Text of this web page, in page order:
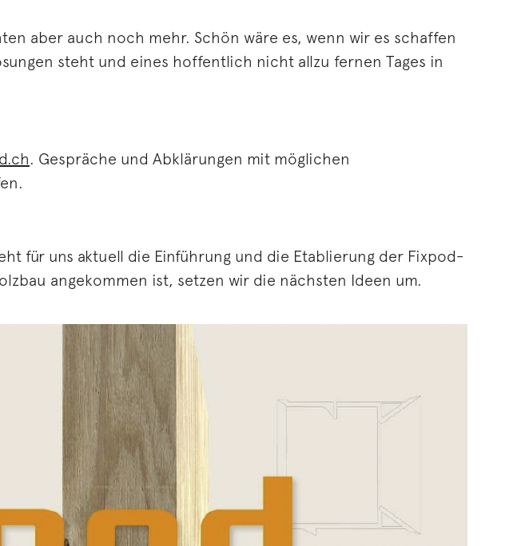
aber auch noch mehr. Schön wäre es, wenn wir es schaffen
steht und eines hoffentlich nicht allzu fernen Tages in
. Gespräche und Abklärungen mit möglichen
für uns aktuell die Einführung und die Etablierung der Fixpod-
angekommen ist, setzen wir die nächsten Ideen um.